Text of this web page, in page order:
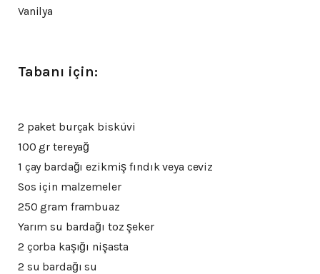
Vanilya
Tabanı için:
2 paket burçak bisküvi
100 gr tereyağ
1 çay bardağı ezikmiş fındık veya ceviz
Sos için malzemeler
250 gram frambuaz
Yarım su bardağı toz şeker
2 çorba kaşığı nişasta
2 su bardağı su